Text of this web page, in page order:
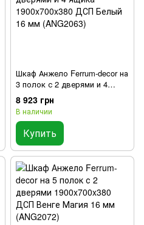
Шкаф Анжело Ferrum-decor на
3 полок с 2 дверями и 4
ящика 1900x700x380 ДСП
Белый 16 мм (ANG2063)
8 923 грн
В наличии
Купить